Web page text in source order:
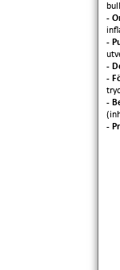
-
-
-
-
-
-